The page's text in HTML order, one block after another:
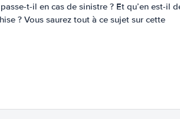
t-il en cas de sinistre ? Et qu’en est-il
? Vous saurez tout à ce sujet sur cette